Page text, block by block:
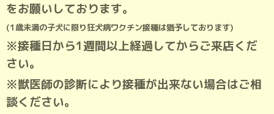
をお願いしております。
(1歳未満の子犬に限り狂犬病ワクチン接種は猶予しております)
※接種日から1週間以上経過してからご来店くだ
さい。
※獣医師の診断により接種が出来ない場合はご相
談ください。